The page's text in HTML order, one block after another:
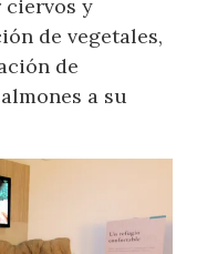
ciervos y
de vegetales,
de
a su